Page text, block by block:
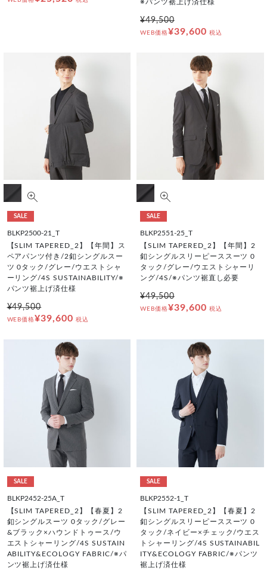
※パンツ裾上げ済仕様
¥49,500
WEB価格¥39,600 税込
SALE
BLKP2500-21_T
【SLIM TAPERED_2】【年間】ス
ペアパンツ付き/2釦シングルスー
ツ 0タック/グレー/ウエストシャ
ーリング/4S SUSTAINABILITY/※
パンツ裾上げ済仕様
¥49,500
WEB価格¥39,600 税込
SALE
BLKP2551-25_T
【SLIM TAPERED_2】【年間】2
釦シングルスリーピーススーツ 0
タック/グレー/ウエストシャーリ
ング/4S/※パンツ裾直し必要
¥49,500
WEB価格¥39,600 税込
SALE
BLKP2452-25A_T
【SLIM TAPERED_2】【春夏】2
釦シングルスーツ 0タック/グレー
&ブラック×ハウンドトゥース/ウ
エストシャーリング/4S SUSTAIN
ABILITY&ECOLOGY FABRIC/※パ
ンツ裾上げ済仕様
SALE
BLKP2552-1_T
【SLIM TAPERED_2】【春夏】2
釦シングルスリーピーススーツ 0
タック/ネイビー×チェック/ウエス
トシャーリング/4S SUSTAINABIL
ITY&ECOLOGY FABRIC/※パンツ
裾上げ済仕様